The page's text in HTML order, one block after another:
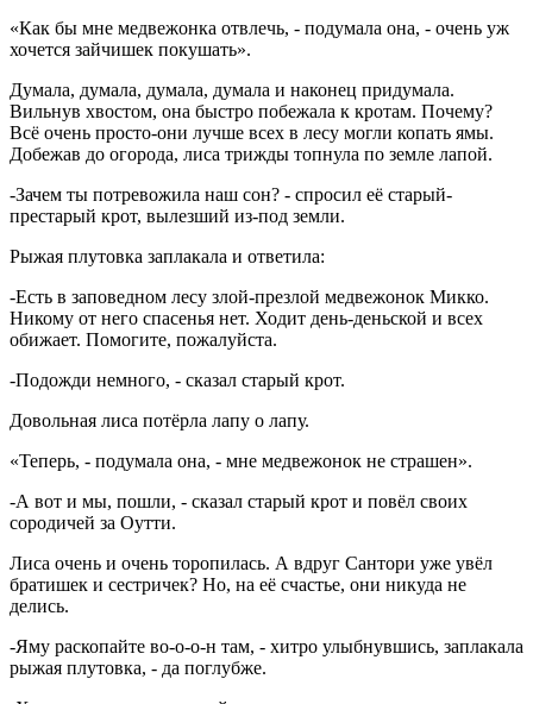
«Как бы мне медвежонка отвлечь, - подумала она, - очень уж
хочется зайчишек покушать».
Думала, думала, думала, думала и наконец придумала.
Вильнув хвостом, она быстро побежала к кротам. Почему?
Всё очень просто-они лучше всех в лесу могли копать ямы.
Добежав до огорода, лиса трижды топнула по земле лапой.
-Зачем ты потревожила наш сон? - спросил её старый-
престарый крот, вылезший из-под земли.
Рыжая плутовка заплакала и ответила:
-Есть в заповедном лесу злой-презлой медвежонок Микко.
Никому от него спасенья нет. Ходит день-деньской и всех
обижает. Помогите, пожалуйста.
-Подожди немного, - сказал старый крот.
Довольная лиса потёрла лапу о лапу.
«Теперь, - подумала она, - мне медвежонок не страшен».
-А вот и мы, пошли, - сказал старый крот и повёл своих
сородичей за Оутти.
Лиса очень и очень торопилась. А вдруг Сантори уже увёл
братишек и сестричек? Но, на её счастье, они никуда не
делись.
-Яму раскопайте во-о-о-н там, - хитро улыбнувшись, заплакала
рыжая плутовка, - да поглубже.